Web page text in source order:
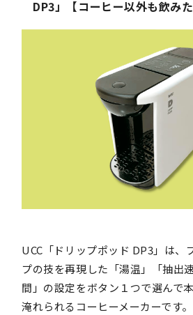
DP3」【コーヒー以外も飲みた
UCC「ドリップポッド DP3」は、
プの技を再現した「湯温」「抽出
間」の設定をボタン１つで選んで
淹れられるコーヒーメーカーです。